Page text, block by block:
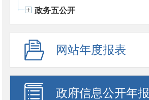
政务五公开
网站年度报表
政府信息公开年报